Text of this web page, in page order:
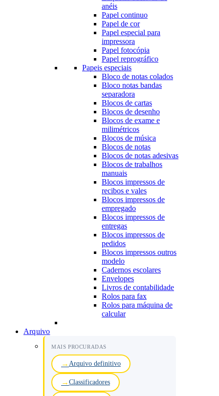
anéis
Papel continuo
Papel de cor
Papel especial para
impressora
Papel fotocópia
Papel reprográfico
Papeis especiais
Bloco de notas colados
Bloco notas bandas
separadora
Blocos de cartas
Blocos de desenho
Blocos de exame e
milimétricos
Blocos de música
Blocos de notas
Blocos de notas adesivas
Blocos de trabalhos
manuais
Blocos impressos de
recibos e vales
Blocos impressos de
empregado
Blocos impressos de
entregas
Blocos impressos de
pedidos
Blocos impressos outros
modelo
Cadernos escolares
Envelopes
Livros de contabilidade
Rolos para fax
Rolos para máquina de
calcular
Arquivo
MAIS PROCURADAS
Arquivo definitivo
Classificadores